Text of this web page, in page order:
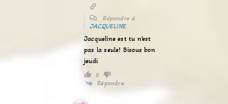
Répondre à
JACQUELINE
Jacqueline est tu n’est
pas la seule! Bisous bon
jeudi
0
Répondre